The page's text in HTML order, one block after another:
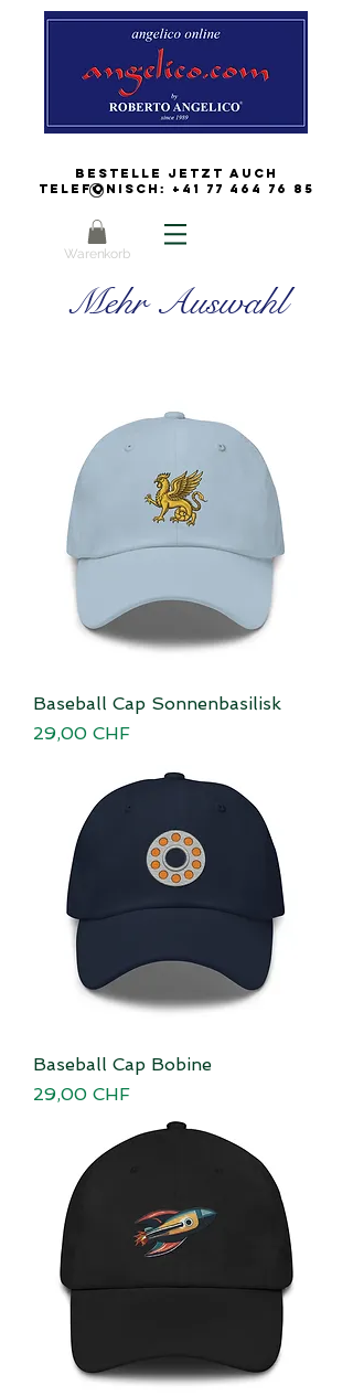
Bestelle jetzt auch
Telefonisch: +41 77 464 76 85
Warenkorb
Mehr Auswahl
Baseball Cap Sonnenbasilisk
Preis
29,00 CHF
Baseball Cap Bobine
Preis
29,00 CHF